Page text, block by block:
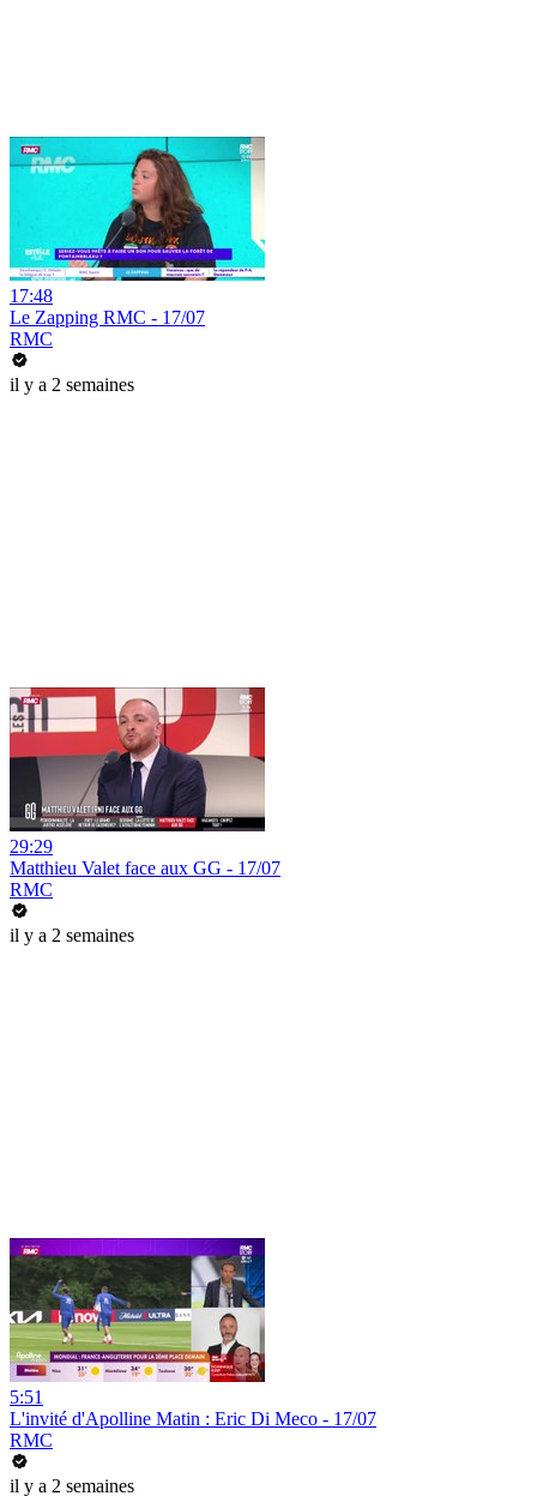
17:48
Le Zapping RMC - 17/07
RMC
il y a 2 semaines
29:29
Matthieu Valet face aux GG - 17/07
RMC
il y a 2 semaines
5:51
L'invité d'Apolline Matin : Eric Di Meco - 17/07
RMC
il y a 2 semaines